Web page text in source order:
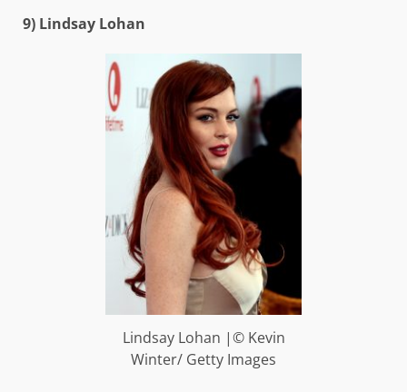
9) Lindsay Lohan
Lindsay Lohan |© Kevin
Winter/ Getty Images